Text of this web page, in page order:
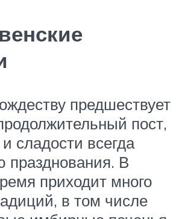
предшествует
пост,
сладости всегда
празднования. В
приходит много
в том числе